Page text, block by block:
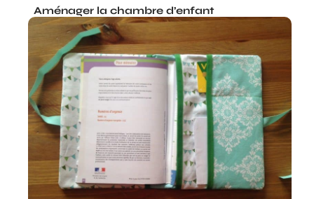
Aménager la chambre d’enfant